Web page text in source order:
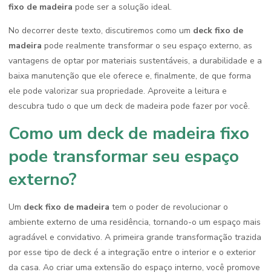
fixo de madeira pode ser a solução ideal.
No decorrer deste texto, discutiremos como um deck fixo de
madeira pode realmente transformar o seu espaço externo, as
vantagens de optar por materiais sustentáveis, a durabilidade e a
baixa manutenção que ele oferece e, finalmente, de que forma
ele pode valorizar sua propriedade. Aproveite a leitura e
descubra tudo o que um deck de madeira pode fazer por você.
Como um deck de madeira fixo
pode transformar seu espaço
externo?
Um deck fixo de madeira tem o poder de revolucionar o
ambiente externo de uma residência, tornando-o um espaço mais
agradável e convidativo. A primeira grande transformação trazida
por esse tipo de deck é a integração entre o interior e o exterior
da casa. Ao criar uma extensão do espaço interno, você promove